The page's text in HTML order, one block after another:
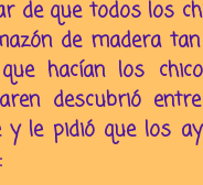
de que todos los
de madera tan
hacían los
descubrió
le pidió que los